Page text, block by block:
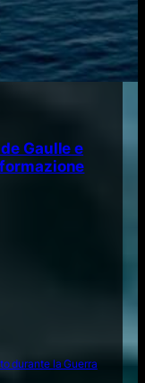
Gaulle e
durante la Guerra